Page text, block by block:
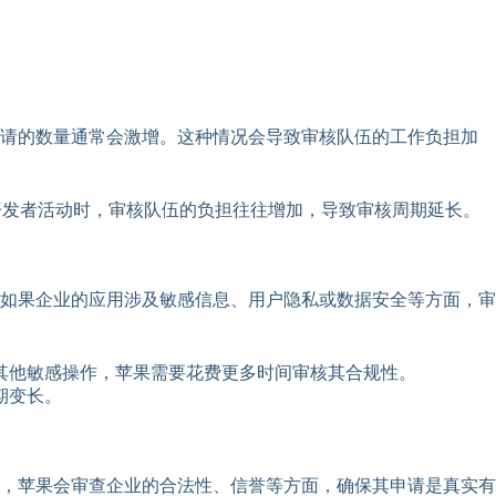
的数量通常会激增。这种情况会导致审核队伍的工作负担加
者活动时，审核队伍的负担往往增加，导致审核周期延长。
果企业的应用涉及敏感信息、用户隐私或数据安全等方面，审
敏感操作，苹果需要花费更多时间审核其合规性。
长。
苹果会审查企业的合法性、信誉等方面，确保其申请是真实有